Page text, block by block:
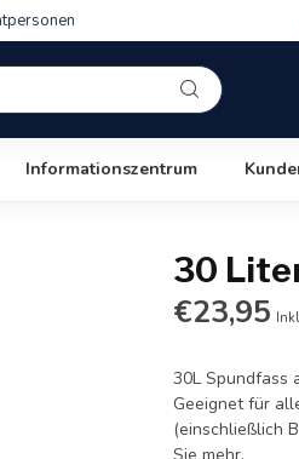
Informationszentrum
30
€23,95
30L Spundfass
Geeignet für
(einschließlich